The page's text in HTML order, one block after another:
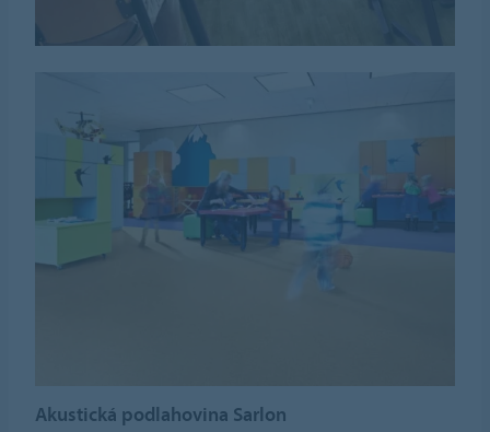
Akustická podlahovina Sarlon